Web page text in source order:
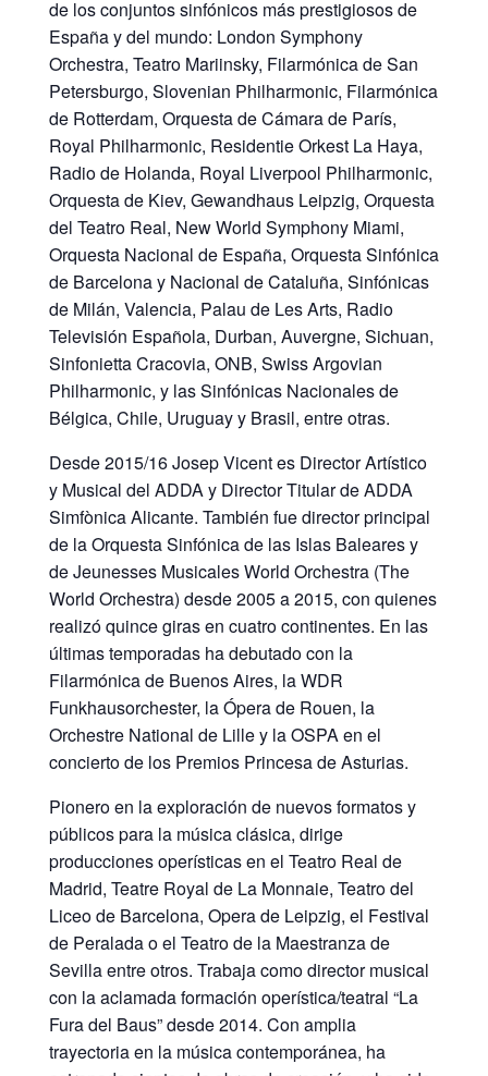
de los conjuntos sinfónicos más prestigiosos de
España y del mundo: London Symphony
Orchestra, Teatro Mariinsky, Filarmónica de San
Petersburgo, Slovenian Philharmonic, Filarmónica
de Rotterdam, Orquesta de Cámara de París,
Royal Philharmonic, Residentie Orkest La Haya,
Radio de Holanda, Royal Liverpool Philharmonic,
Orquesta de Kiev, Gewandhaus Leipzig, Orquesta
del Teatro Real, New World Symphony Miami,
Orquesta Nacional de España, Orquesta Sinfónica
de Barcelona y Nacional de Cataluña, Sinfónicas
de Milán, Valencia, Palau de Les Arts, Radio
Televisión Española, Durban, Auvergne, Sichuan,
Sinfonietta Cracovia, ONB, Swiss Argovian
Philharmonic, y las Sinfónicas Nacionales de
Bélgica, Chile, Uruguay y Brasil, entre otras.
Desde 2015/16 Josep Vicent es Director Artístico
y Musical del ADDA y Director Titular de ADDA
Simfònica Alicante. También fue director principal
de la Orquesta Sinfónica de las Islas Baleares y
de Jeunesses Musicales World Orchestra (The
World Orchestra) desde 2005 a 2015, con quienes
realizó quince giras en cuatro continentes. En las
últimas temporadas ha debutado con la
Filarmónica de Buenos Aires, la WDR
Funkhausorchester, la Ópera de Rouen, la
Orchestre National de Lille y la OSPA en el
concierto de los Premios Princesa de Asturias.
Pionero en la exploración de nuevos formatos y
públicos para la música clásica, dirige
producciones operísticas en el Teatro Real de
Madrid, Teatre Royal de La Monnaie, Teatro del
Liceo de Barcelona, Opera de Leipzig, el Festival
de Peralada o el Teatro de la Maestranza de
Sevilla entre otros. Trabaja como director musical
con la aclamada formación operística/teatral “La
Fura del Baus” desde 2014. Con amplia
trayectoria en la música contemporánea, ha